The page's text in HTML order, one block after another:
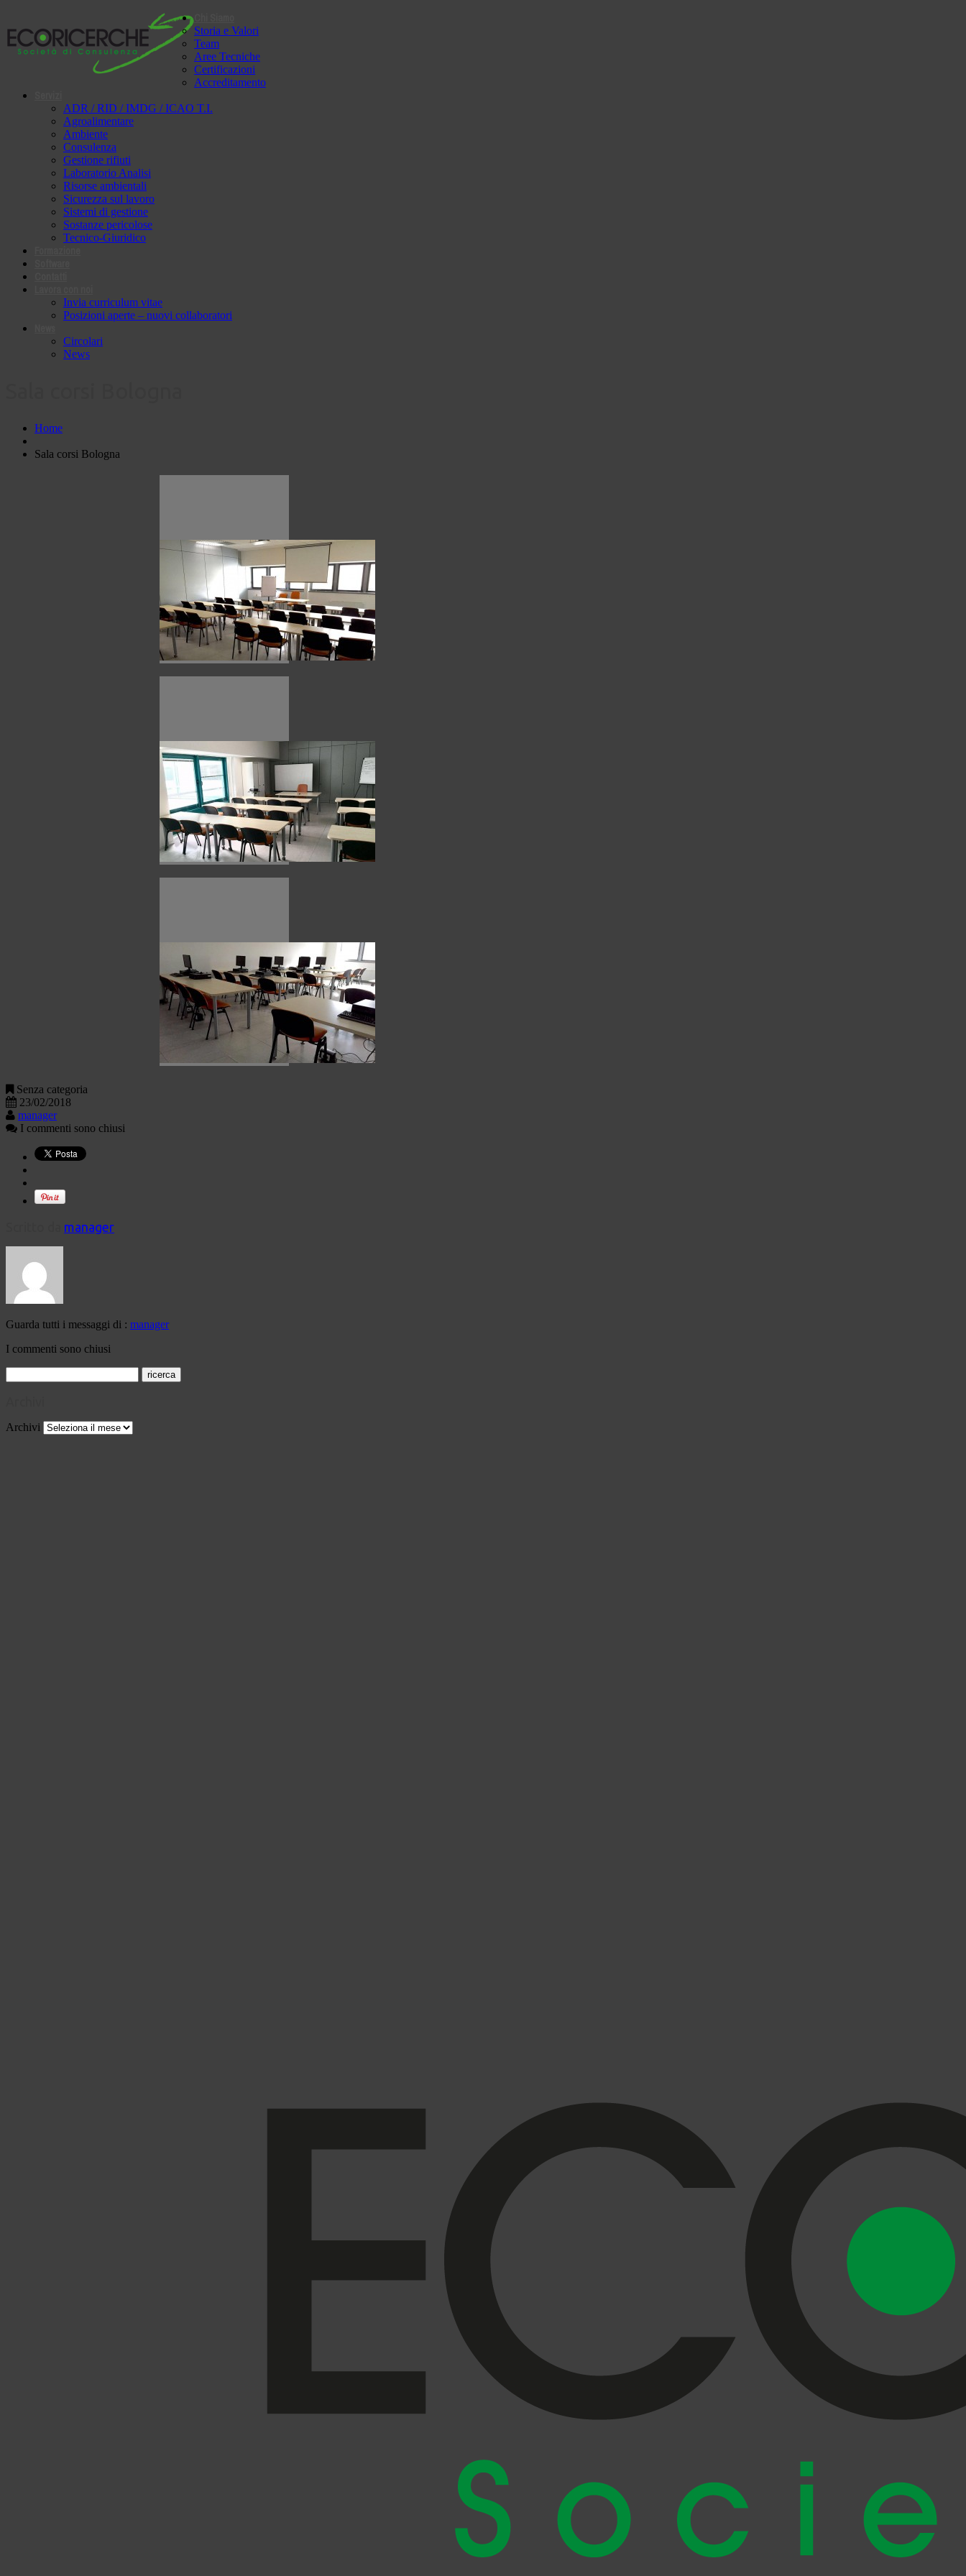
Storia e Valori
Team
Aree Tecniche
Certificazioni
Accreditamento
ADR / RID / IMDG / ICAO T.I.
Agroalimentare
Ambiente
Consulenza
Gestione rifiuti
Laboratorio Analisi
Risorse ambientali
Sicurezza sul lavoro
Sistemi di gestione
Sostanze pericolose
Tecnico-Giuridico
Invia curriculum vitae
Posizioni aperte – nuovi collaboratori
Circolari
News
Home
Sala corsi Bologna
Senza categoria
23/02/2018
manager
I commenti sono chiusi
manager
Guarda tutti i messaggi di : manager
I commenti sono chiusi
Archivi